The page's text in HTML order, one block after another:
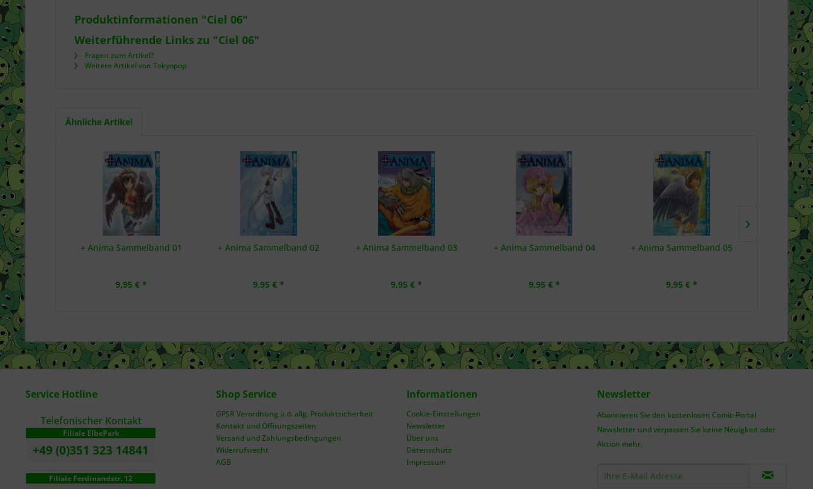
Produktinformationen "Ciel 06"
Weiterführende Links zu "Ciel 06"
Fragen zum Artikel?
Weitere Artikel von Tokyopop
Ähnliche Artikel
+ Anima Sammelband 01
9,95 € *
+ Anima Sammelband 02
9,95 € *
+ Anima Sammelband 03
9,95 € *
+ Anima Sammelband 04
9,95 € *
+ Anima Sammelband 05
9,95 € *
+C:
Service Hotline
Telefonischer Kontakt
Filiale ElbePark
+49 (0)351 323 14841
Filiale Ferdinandstr. 12
Shop Service
GPSR Verordnung ü.d. allg. Produktsicherheit
Kontakt und Öffnungszeiten
Versand und Zahlungsbedingungen
Widerrufsrecht
AGB
Informationen
Cookie-Einstellungen
Newsletter
Über uns
Datenschutz
Impressum
Newsletter
Abonnieren Sie den kostenlosen Comic-Portal
Newsletter und verpassen Sie keine Neuigkeit oder
Aktion mehr.